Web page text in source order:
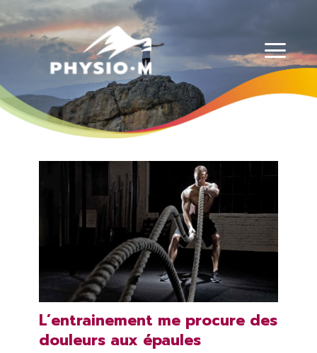
Physio-Masso MP
L’entrainement me procure des
douleurs aux épaules